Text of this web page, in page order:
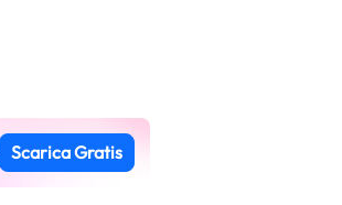
Scarica Gratis